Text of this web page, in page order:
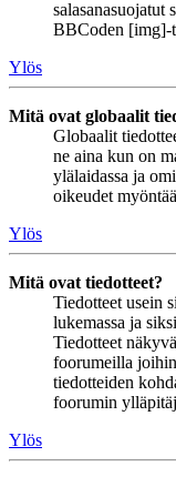
salasanasuojatut
BBCoden [img]-
Ylös
Mitä ovat globaalit
Globaalit
ne aina kun on
ylälaidassa ja
oikeudet
Ylös
Mitä ovat tiedotteet?
Tiedotteet usein
lukemassa ja
Tiedotteet
foorumeilla
tiedotteiden
foorumin
Ylös